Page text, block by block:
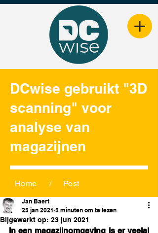
DCwise gebruikt "3D
scanning" voor
analyse van
magazijnen
Home / Post
Jan Baert
25 jan 2021 5 minuten om te lezen
Bijgewerkt op: 23 jun 2021
In een magazijnomgeving is er veelal